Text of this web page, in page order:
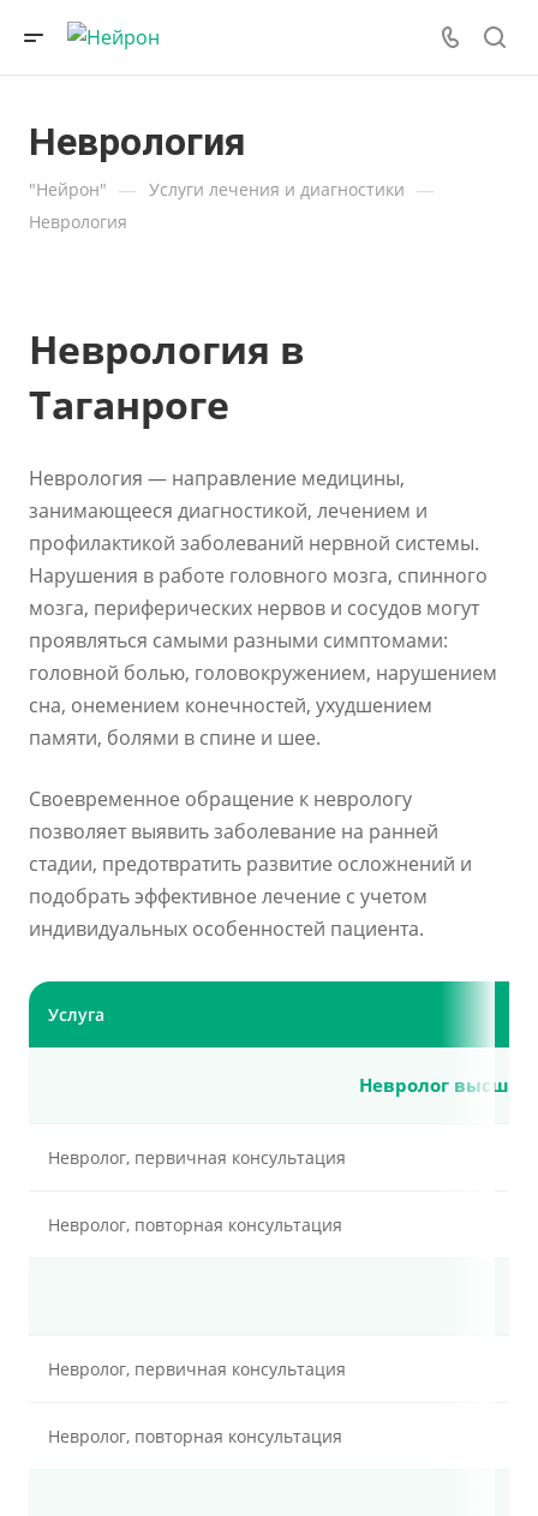
Неврология
"Нейрон" — Услуги лечения и диагностики —
Неврология
Неврология в
Таганроге
Неврология — направление медицины,
занимающееся диагностикой, лечением и
профилактикой заболеваний нервной системы.
Нарушения в работе головного мозга, спинного
мозга, периферических нервов и сосудов могут
проявляться самыми разными симптомами:
головной болью, головокружением, нарушением
сна, онемением конечностей, ухудшением
памяти, болями в спине и шее.
Своевременное обращение к неврологу
позволяет выявить заболевание на ранней
стадии, предотвратить развитие осложнений и
подобрать эффективное лечение с учетом
индивидуальных особенностей пациента.
Услуга
Невролог высшей
Невролог, первичная консультация
Невролог, повторная консультация
Невролог, первичная консультация
Невролог, повторная консультация